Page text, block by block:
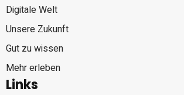
Digitale Welt
Unsere Zukunft
Gut zu wissen
Mehr erleben
Links